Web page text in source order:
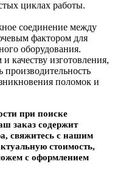
циклах работы.
соединение между
фактором для
оборудования.
качеству изготовления,
производительность
поломок и
при поиске
заказ содержит
свяжитесь с нашим
стоимость,
с оформлением